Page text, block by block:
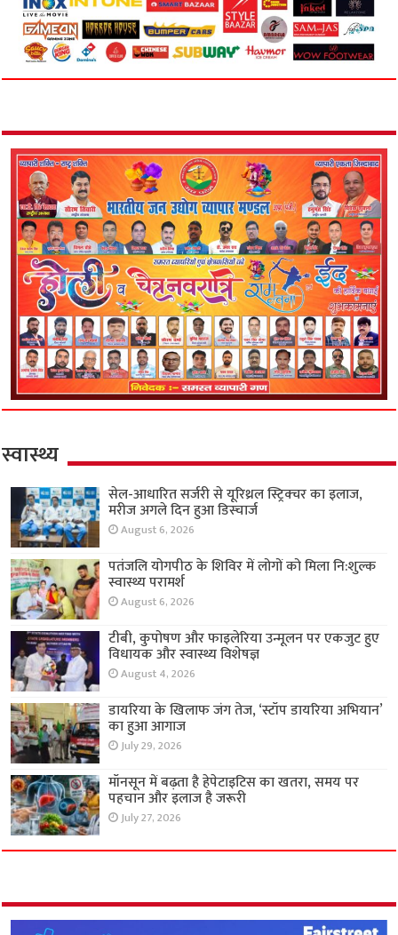
स्वास्थ्य
सेल-आधारित सर्जरी से यूरिथ्रल स्ट्रिक्चर का इलाज,
मरीज अगले दिन हुआ डिस्चार्ज
August 6, 2026
पतंजलि योगपीठ के शिविर में लोगों को मिला नि:शुल्क
स्वास्थ्य परामर्श
August 6, 2026
टीबी, कुपोषण और फाइलेरिया उन्मूलन पर एकजुट हुए
विधायक और स्वास्थ्य विशेषज्ञ
August 4, 2026
डायरिया के खिलाफ जंग तेज, ‘स्टॉप डायरिया अभियान’
का हुआ आगाज
July 29, 2026
मॉनसून में बढ़ता है हेपेटाइटिस का खतरा, समय पर
पहचान और इलाज है जरूरी
July 27, 2026